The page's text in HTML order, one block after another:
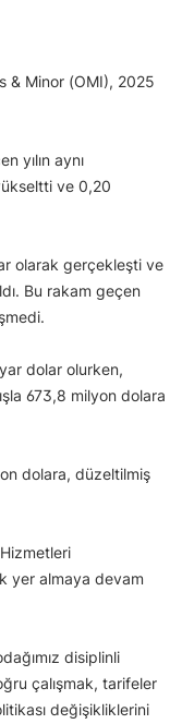
& Minor (OMI), 2025
yılın aynı
ve 0,20
olarak gerçekleşti ve
Bu rakam geçen
dolar olurken,
673,8 milyon dolara
dolara, düzeltilmiş
yer almaya devam
disiplinli
çalışmak, tarifeler
değişikliklerini